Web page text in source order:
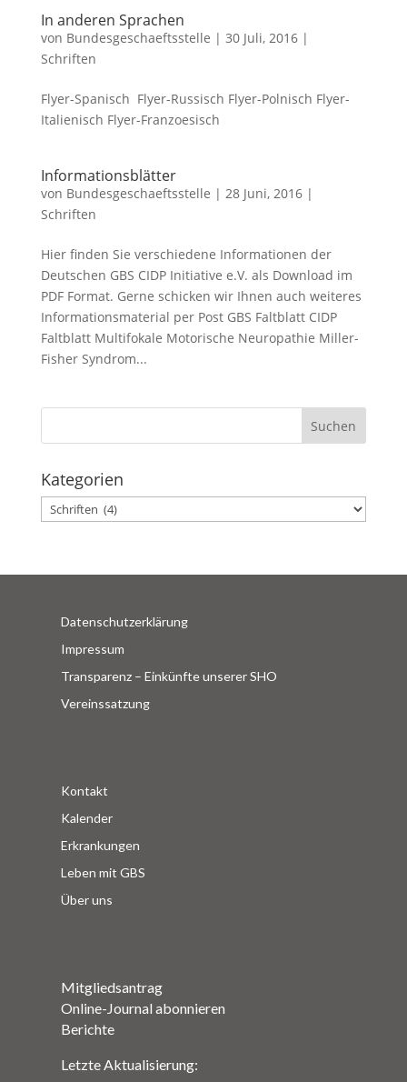
In anderen Sprachen
von Bundesgeschaeftsstelle | 30 Juli, 2016|
Schriften
Flyer-Spanisch Flyer-Russisch Flyer-Polnisch Flyer-
Italienisch Flyer-Franzoesisch
Informationsblätter
von Bundesgeschaeftsstelle | 28 Juni, 2016|
Schriften
Hier finden Sie verschiedene Informationen der
Deutschen GBS CIDP Initiative e.V. als Download im
PDF Format. Gerne schicken wir Ihnen auch weiteres
Informationsmaterial per Post GBS Faltblatt CIDP
Faltblatt Multifokale Motorische Neuropathie Miller-
Fisher Syndrom...
Kategorien
Kategorien
Datenschutzerklärung
Impressum
Transparenz – Einkünfte unserer SHO
Vereinssatzung
Kontakt
Kalender
Erkrankungen
Leben mit GBS
Über uns
Mitgliedsantrag
Online-Journal abonnieren
Berichte
Letzte Aktualisierung: